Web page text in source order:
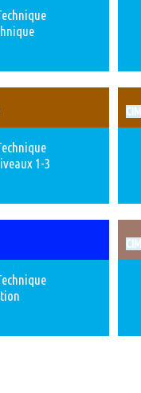
1-3
CIM
CIM